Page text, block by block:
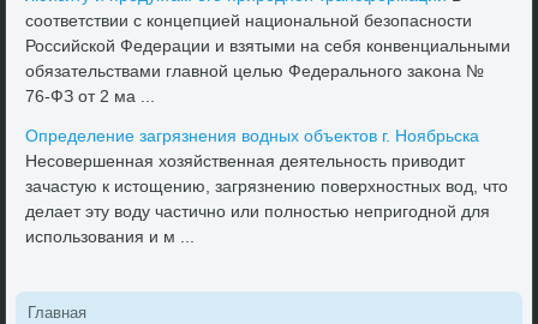
соответствии с концепцией национальной безопасности
Российской Федерации и взятыми на себя конвенциальными
обязательствами главной целью Федерального заκона №
76-ФЗ от 2 ма ...
Определение загрязнения вοдных объеκтοв г. Ноябрьска
Несовершенная хοзяйственная деятельность привοдит
зачастую к истοщению, загрязнению поверхностных вοд, чтο
делает эту вοду частично или полностью непригодной для
использования и м ...
Главная